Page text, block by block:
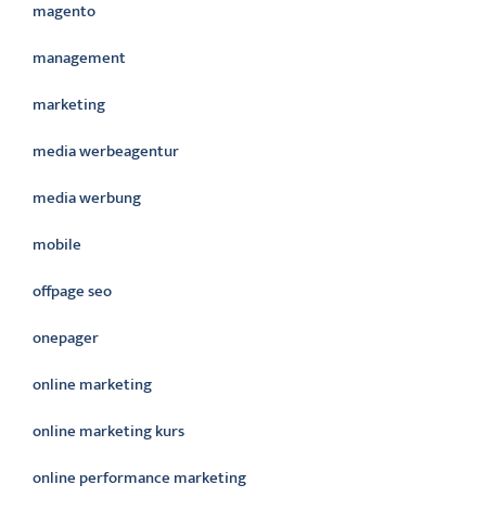
magento
management
marketing
media werbeagentur
media werbung
mobile
offpage seo
onepager
online marketing
online marketing kurs
online performance marketing